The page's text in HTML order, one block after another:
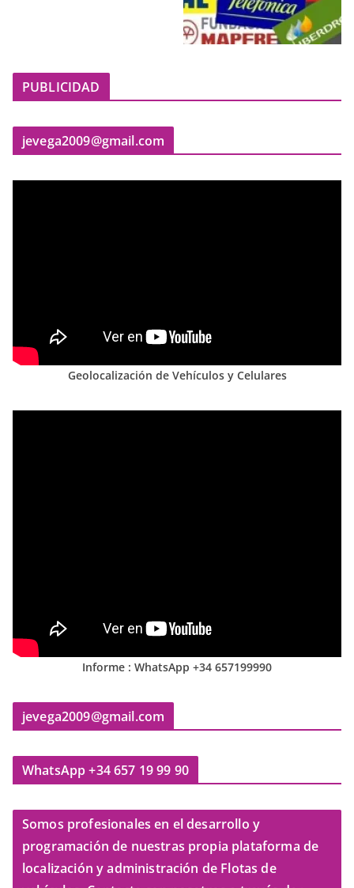
PUBLICIDAD
jevega2009@gmail.com
Geolocalización de Vehículos y Celulares
Informe : WhatsApp +34 657199990
jevega2009@gmail.com
WhatsApp +34 657 19 99 90
Somos profesionales en el desarrollo y
programación de nuestras propia plataforma de
localización y administración de Flotas de